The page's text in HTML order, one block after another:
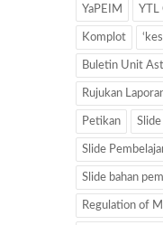
YaPEIM YTL
Komplot
Buletin Unit
Rujukan
Petikan
Slide
Slide bahan
Regulation of